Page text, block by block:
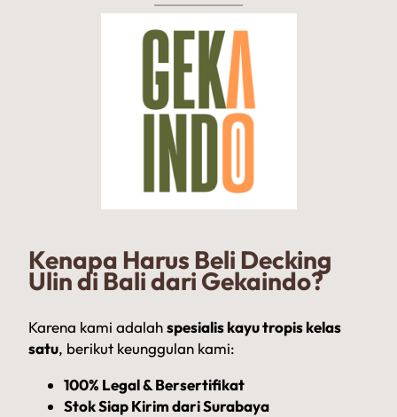
Kenapa Harus Beli Decking
Ulin di Bali dari Gekaindo?
Karena kami adalahspesialis kayu tropis kelas
satu, berikut keunggulan kami:
100% Legal & Bersertifikat
Stok Siap Kirim dari Surabaya